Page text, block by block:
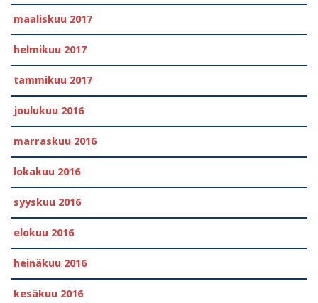
maaliskuu 2017
helmikuu 2017
tammikuu 2017
joulukuu 2016
marraskuu 2016
lokakuu 2016
syyskuu 2016
elokuu 2016
heinäkuu 2016
kesäkuu 2016